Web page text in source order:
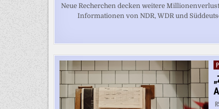
Neue Recherchen decken weitere
Informationen von NDR, WDR und
in